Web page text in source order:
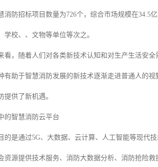
消防招标项目数量为726个，综合市场规模在34.5
学校、、文物等单位等次之。
看，随着人们对各类新技术认知和对生产生活安
有助于智慧消防发展的新技术逐渐走进普通人的
提供了新机遇。
的智慧消防云平台
的是通过5G、大数据、云计算、人工智能等现代
资源提供技术服务、消防大数据分析、消防抢险